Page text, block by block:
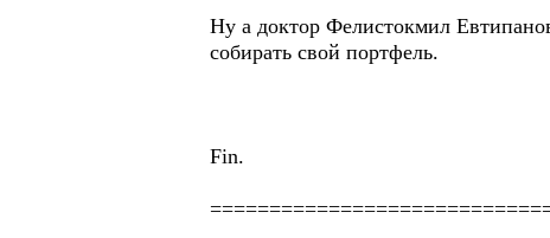
Ну а доктор Фелистокмил
собирать свой портфель.
Fin.